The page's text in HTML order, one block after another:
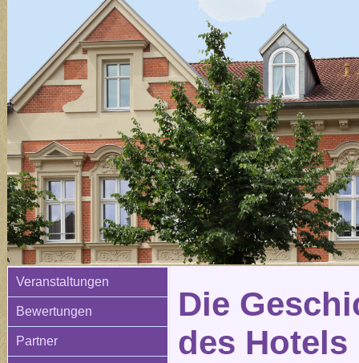
Veranstaltungen
Bewertungen
Partner
Die
des Hotels